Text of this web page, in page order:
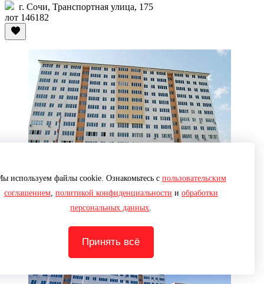
г. Сочи, Транспортная улица, 175
лот 146182
используем файлы cookie. Ознакомьтесь с пользовательским
соглашением, политикой конфиденциальности и обработки
персональных данных
Принять всё